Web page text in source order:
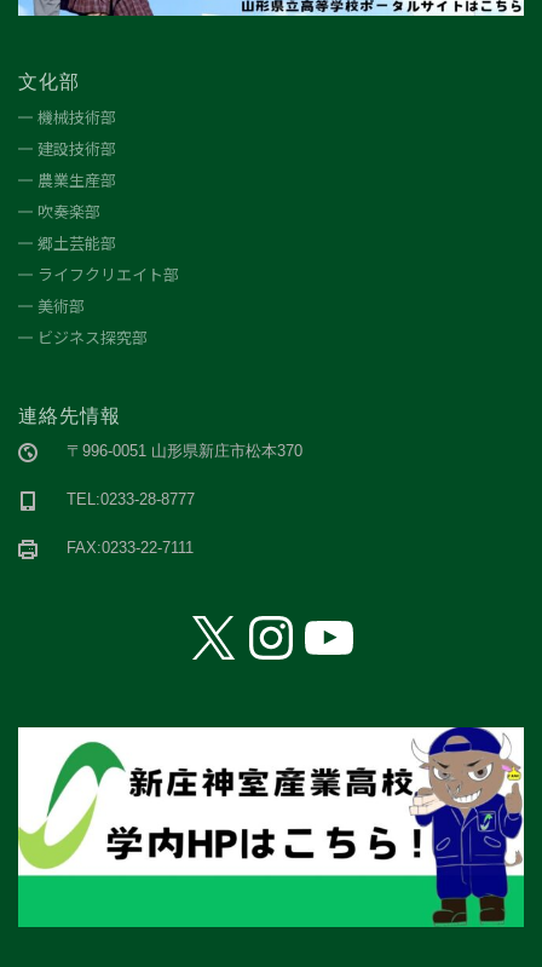
文化部
機械技術部
建設技術部
農業生産部
吹奏楽部
郷土芸能部
ライフクリエイト部
美術部
ビジネス探究部
連絡先情報
〒996-0051 山形県新庄市松本370
TEL:0233-28-8777
FAX:0233-22-7111
X Instagram
YouTube